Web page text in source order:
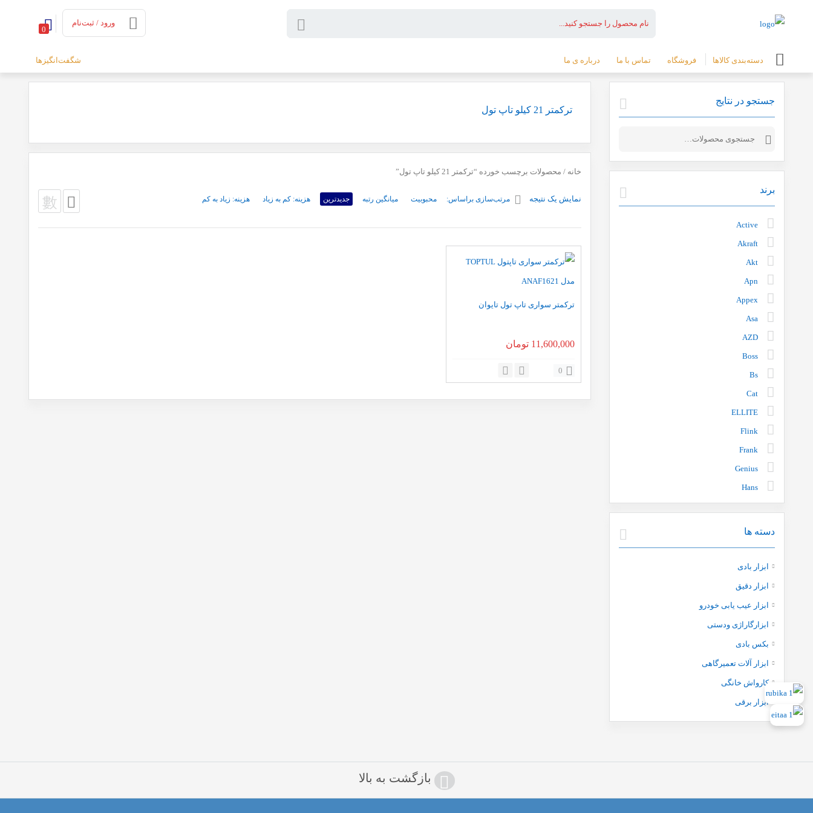
0
ورود / ثبت‌نام
دسته‌بندی کالاها فروشگاه تماس با ما درباره ی ما شگفت‌انگیزها
ترکمتر 21 کیلو تاپ تول
خانه / محصولات برچسب خورده “ترکمتر 21 کیلو تاپ تول”
نمایش یک نتیجه مرتب‌سازی براساس: محبوبیت میانگین رتبه جدیدترین هزینه: کم به زیاد هزینه: زیاد به کم
ترکمتر سواری تاپ تول تایوان
11,600,000 تومان
0
جستجو در نتایج
جستجو
برند
Active
Akraft
Akt
Apn
Appex
Asa
AZD
Boss
Bs
Cat
ELLITE
Flink
Frank
Genius
Hans
instar
Licota
Lk tools
Makita
دسته ها
ابزار بادی
ابزار دقیق
ابزار عیب یابی خودرو
ابزارگاراژی ودستی
بکس بادی
ابزار آلات تعمیرگاهی
کارواش خانگی
ابزار برقی
بازگشت به بالا